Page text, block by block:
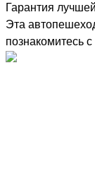
Гарантия
Эта
познакомитесь